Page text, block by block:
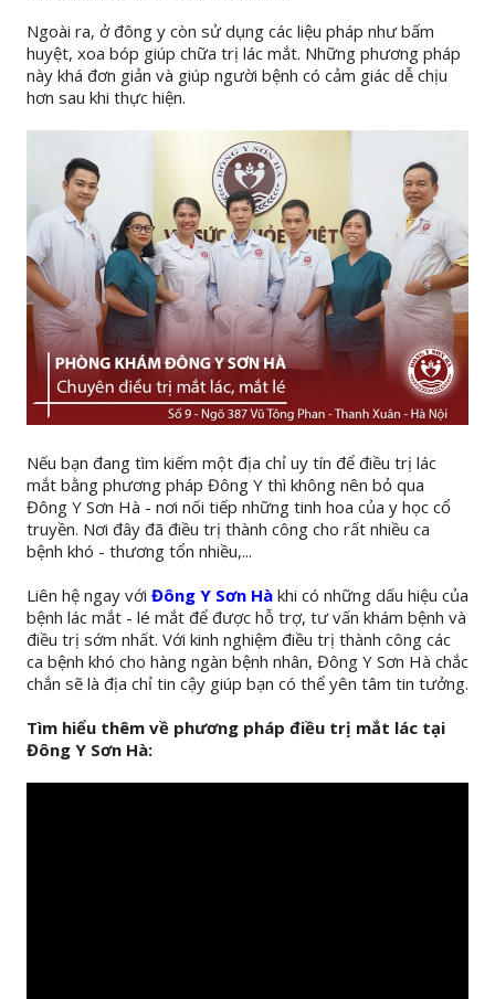
Ngoài ra, ở đông y còn sử dụng các liệu pháp như bấm
huyệt, xoa bóp giúp chữa trị lác mắt. Những phương pháp
này khá đơn giản và giúp người bệnh có cảm giác dễ chịu
hơn sau khi thực hiện.
Nếu bạn đang tìm kiếm một địa chỉ uy tín để điều trị lác
mắt bằng phương pháp Đông Y thì không nên bỏ qua
Đông Y Sơn Hà - nơi nối tiếp những tinh hoa của y học cổ
truyền. Nơi đây đã điều trị thành công cho rất nhiều ca
bệnh khó - thương tổn nhiều,...
Liên hệ ngay với Đông Y Sơn Hà khi có những dấu hiệu của
bệnh lác mắt - lé mắt để được hỗ trợ, tư vấn khám bệnh và
điều trị sớm nhất. Với kinh nghiệm điều trị thành công các
ca bệnh khó cho hàng ngàn bệnh nhân, Đông Y Sơn Hà chắc
chắn sẽ là địa chỉ tin cậy giúp bạn có thể yên tâm tin tưởng.
Tìm hiểu thêm về phương pháp điều trị mắt lác tại
Đông Y Sơn Hà: